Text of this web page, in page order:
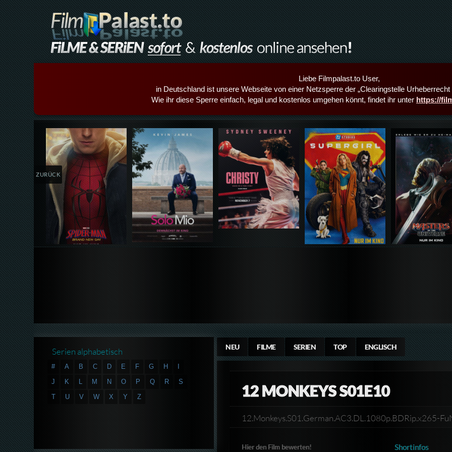
Liebe Filmpalast.to User,
in Deutschland ist unsere Webseite von einer Netzsperre der „Clearingstelle Urheberrecht
Wie ihr diese Sperre einfach, legal und kostenlos umgehen könnt, findet ihr unter https://
Details,Play Details,Play Details,Play Details,Play Details,Play
ZURÜCK
NEU FILME SERIEN TOP ENGLISCH
12 MONKEYS S01E10
12.Monkeys.S01.German.AC3.DL.1080p.BDRip.x265-
Hier den Film bewerten! Shortinfos
Serien alphabetisch
# A B C D E F G H
J
K L M N O P Q R
S
T
U V W X Y Z